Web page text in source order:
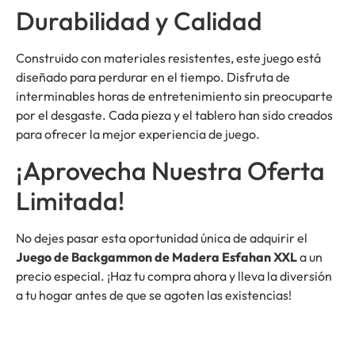
Durabilidad y Calidad
Construido con materiales resistentes, este juego está
diseñado para perdurar en el tiempo. Disfruta de
interminables horas de entretenimiento sin preocuparte
por el desgaste. Cada pieza y el tablero han sido creados
para ofrecer la mejor experiencia de juego.
¡Aprovecha Nuestra Oferta
Limitada!
No dejes pasar esta oportunidad única de adquirir el
Juego de Backgammon de Madera Esfahan XXLa un
precio especial. ¡Haz tu compra ahora y lleva la diversión
a tu hogar antes de que se agoten las existencias!